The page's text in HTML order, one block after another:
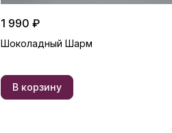
1 990 ₽
Шоколадный Шарм
В корзину